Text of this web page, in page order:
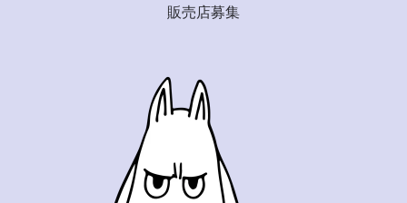
販売店募集